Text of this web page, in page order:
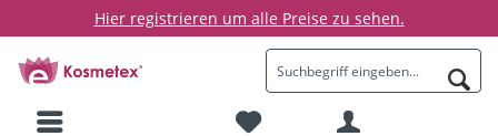
Hier registrieren um alle Preise zu sehen.